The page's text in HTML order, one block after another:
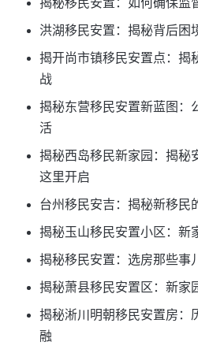
揭秘移民安置：如何确保监
洪湖移民安置：揭秘背后困
揭开尚市镇移民安置点：揭
战
揭秘东营移民安置新蓝图：
活
揭秘西岛移民新家园：揭秘
这里开启
台州移民安吉：揭秘新移民
揭秘玉山移民安置小区：新
揭秘移民安置：选房那些事
揭秘萧县移民安置区：新家
揭秘淅川明朝移民安置房：
融